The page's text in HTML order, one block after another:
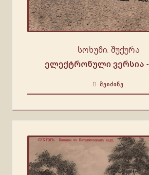
სოხუმი. შუქურა
ელექტრონული ვერსია -
ᲨᲔᲘᲫᲘᲜᲔ